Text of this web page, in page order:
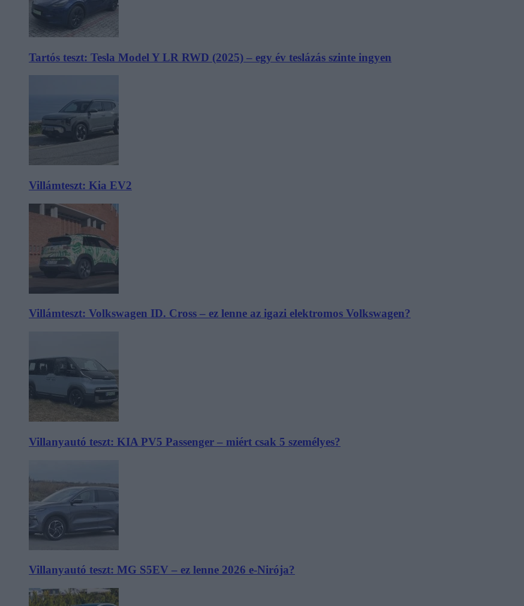
Tartós teszt: Tesla Model Y LR RWD (2025) – egy év teslázás szinte ingyen
Villámteszt: Kia EV2
Villámteszt: Volkswagen ID. Cross – ez lenne az igazi elektromos Volkswagen?
Villanyautó teszt: KIA PV5 Passenger – miért csak 5 személyes?
Villanyautó teszt: MG S5EV – ez lenne 2026 e-Nirója?